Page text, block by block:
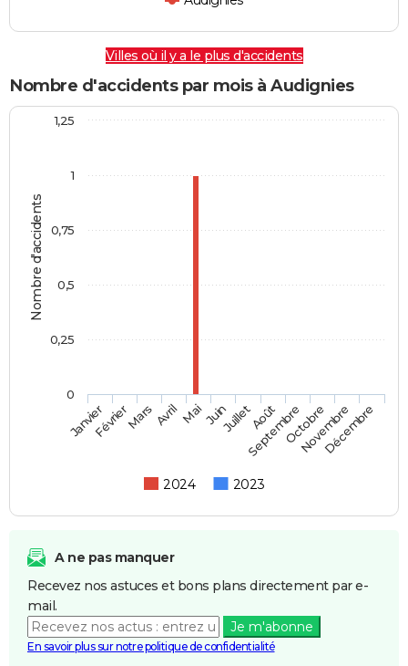
Villes où il y a le plus d'accidents
Nombre d'accidents par mois à Audignies
Nombre d'accidents
2024 2023
JanvierFévrierMars AvrilMaiJuinJuilletAoût
SeptembreOctobre
Novembre
Décembre
0
1
0,25
0,5
0,75
1,25
A ne pas manquer
Recevez nos astuces et bons plans directement par e-
mail.
Je m'abonne
En savoir plus sur notre politique de confidentialité